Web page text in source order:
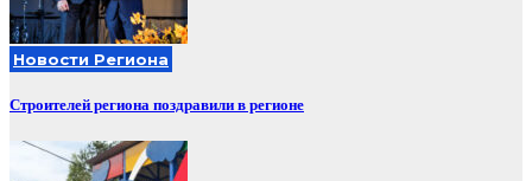
Новости Региона
Строителей региона поздравили в регионе